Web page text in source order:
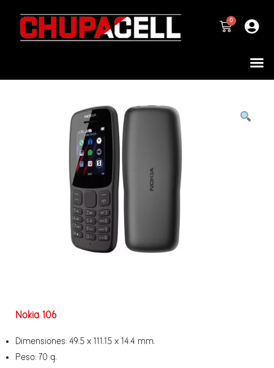
Nokia 106
Dimensiones: 49.5 x 111.15 x 14.4 mm.
Peso: 70 g.